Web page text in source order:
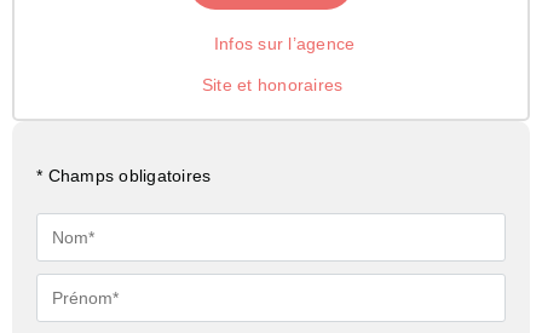
Infos sur l’agence
Site et honoraires
* Champs obligatoires
Nom*
Prénom*